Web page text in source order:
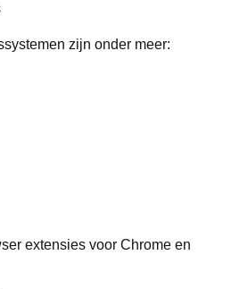
zijn onder meer:
extensies voor Chrome en